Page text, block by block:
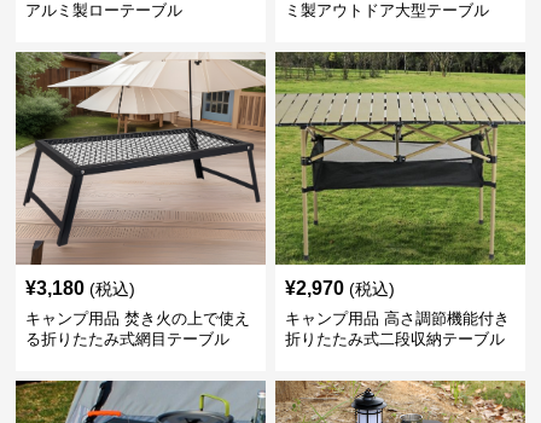
アルミ製ローテーブル
ミ製アウトドア大型テーブル
¥3,180 (税込)
キャンプ用品 焚き火の上で使え
る折りたたみ式網目テーブル
¥2,970 (税込)
キャンプ用品 高さ調節機能付き
折りたたみ式二段収納テーブル